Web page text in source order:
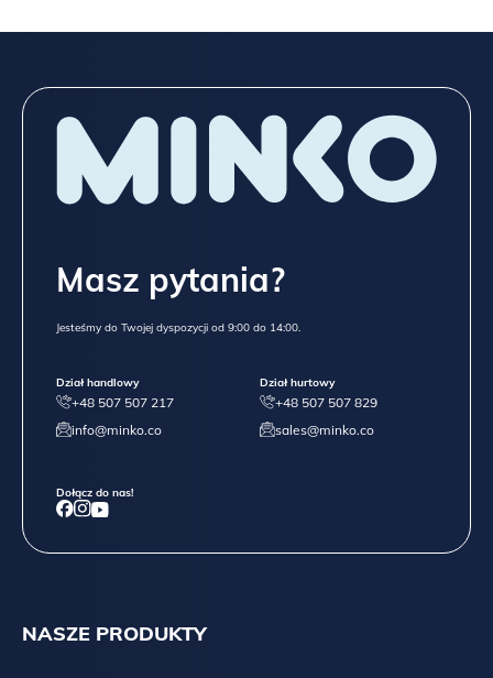
NASZE PRODUKTY
Masz pytania?
Jesteśmy do Twojej dyspozycji od 9:00 do 14:00.
Dział handlowy
+48 507 507 217
info@minko.co
Dział hurtowy
+48 507 507 829
sales@minko.co
Dołącz do nas!